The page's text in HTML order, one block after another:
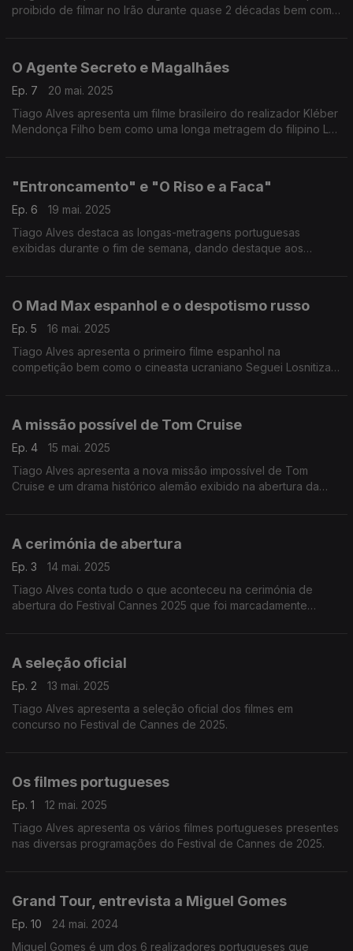
proibido de filmar no Irão durante quase 2 décadas bem como
O Agente Secreto e Magalhães
Ep. 7
20 mai. 2025
Tiago Alves apresenta um filme brasileiro do realizador Kléber
Mendonça Filho bem como uma longa metragem do filipino Lav
"Entroncamento" e "O Riso e a Faca"
Ep. 6
19 mai. 2025
Tiago Alves destaca as longas-metragens portuguesas
exibidas durante o fim de semana, dando destaque aos
O Mad Max espanhol e o despotismo russo
Ep. 5
16 mai. 2025
Tiago Alves apresenta o primeiro filme espanhol na
competição bem como o cineasta ucraniano Seguei Losnitiza
A missão possível de Tom Cruise
Ep. 4
15 mai. 2025
Tiago Alves apresenta a nova missão impossível de Tom
Cruise e um drama histórico alemão exibido na abertura da
A cerimónia de abertura
Ep. 3
14 mai. 2025
Tiago Alves conta tudo o que aconteceu na cerimónia de
abertura do Festival Cannes 2025 que foi marcadamente
A seleção oficial
Ep. 2
13 mai. 2025
Tiago Alves apresenta a seleção oficial dos filmes em
concurso no Festival de Cannes de 2025.
Os filmes portugueses
Ep. 1
12 mai. 2025
Tiago Alves apresenta os vários filmes portugueses presentes
nas diversas programações do Festival de Cannes de 2025.
Grand Tour, entrevista a Miguel Gomes
Ep. 10
24 mai. 2024
Miguel Gomes é um dos 6 realizadores portugueses que